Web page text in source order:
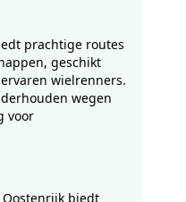
prachtige routes
geschikt
wielrenners.
wegen
voor
biedt